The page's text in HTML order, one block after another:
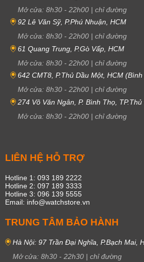
Mở cửa: 8h30 - 22h00 | chỉ đường
92 Lê Văn Sỹ, P.Phú Nhuận, HCM
Mở cửa: 8h30 - 22h00 | chỉ đường
61 Quang Trung, P.Gò Vấp, HCM
Mở cửa: 8h30 - 22h00 | chỉ đường
642 CMT8, P.Thủ Dầu Một, HCM
Mở cửa: 8h30 - 22h00 | chỉ đường
274 Võ Văn Ngân, P. Bình Thọ,
Mở cửa: 8h30 - 22h00 | chỉ đường
LIÊN HỆ HỖ TRỢ
Hotline 1: 093 189 2222
Hotline 2: 097 189 3333
Hotline 3: 096 139 5555
Email: info@watchstore.vn
TRUNG TÂM BẢO HÀNH
Hà Nội: 97 Trần Đại Nghĩa, P.Bạch Mai,
Mở cửa: 8h30 - 22h30 | chỉ đường